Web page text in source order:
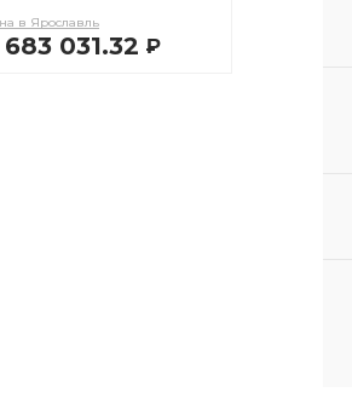
в Ярославль
031.32 Р